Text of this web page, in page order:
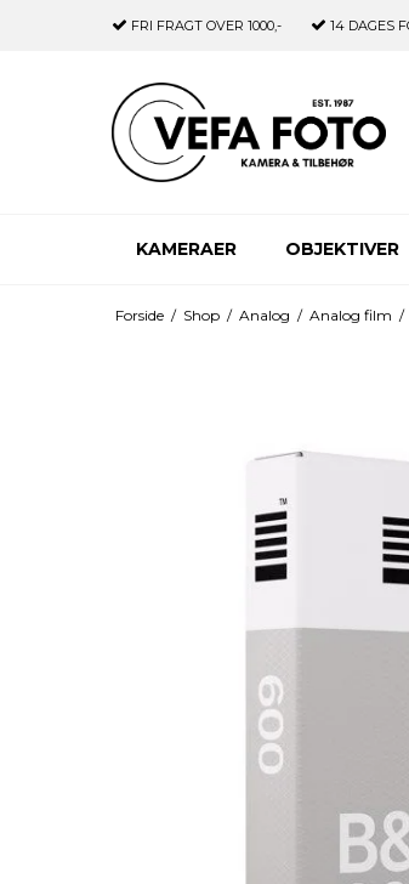
FRI FRAGT OVER 1000,- 14 DAGES
KAMERAER OBJEKTIVER
Forside / Shop / Analog / Analog film /